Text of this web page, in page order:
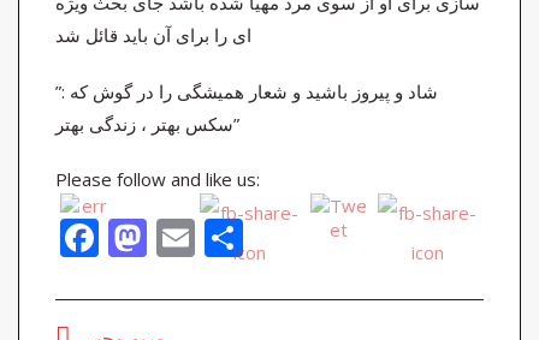
ای را برای آن باید قائل شد
شاد و پیروز باشید و شعار همیشگی را در گوش که :”
سکس بهتر ، زندگی بهتر”
Please follow and like us:
F
ac
e
M
as
to
E
m
ai
S
h
ar